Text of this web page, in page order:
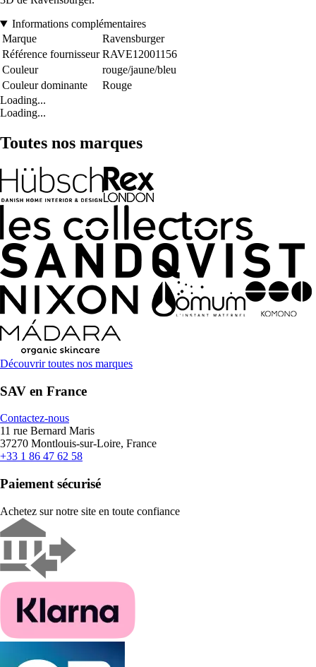
Informations complémentaires
Marque
Ravensburger
Référence fournisseur RAVE12001156
Couleur
rouge/jaune/bleu
Couleur dominante
Rouge
Loading...
Loading...
Toutes nos marques
Découvrir toutes nos marques
SAV en France
Contactez-nous
11 rue Bernard Maris
37270 Montlouis-sur-Loire, France
+33 1 86 47 62 58
Paiement sécurisé
Achetez sur notre site en toute confiance